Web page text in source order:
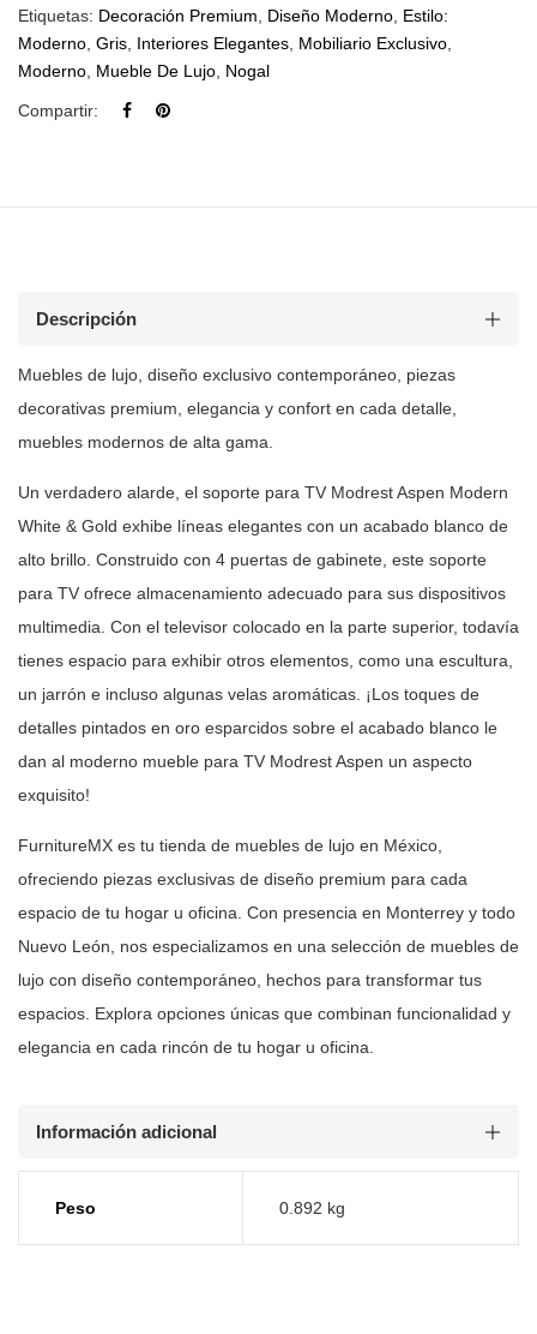
Etiquetas: Decoración Premium Diseño Moderno Estilo:
Moderno Gris Interiores Elegantes Mobiliario Exclusivo
Moderno Mueble De Lujo Nogal
Compartir:
Descripción
Muebles de lujo, diseño exclusivo contemporáneo, piezas
decorativas premium, elegancia y confort en cada detalle,
muebles modernos de alta gama.
Un verdadero alarde, el soporte para TV Modrest Aspen Modern
White & Gold exhibe líneas elegantes con un acabado blanco de
alto brillo. Construido con 4 puertas de gabinete, este soporte
para TV ofrece almacenamiento adecuado para sus dispositivos
multimedia. Con el televisor colocado en la parte superior, todavía
tienes espacio para exhibir otros elementos, como una escultura,
un jarrón e incluso algunas velas aromáticas. ¡Los toques de
detalles pintados en oro esparcidos sobre el acabado blanco le
dan al moderno mueble para TV Modrest Aspen un aspecto
exquisito!
FurnitureMX es tu tienda de muebles de lujo en México,
ofreciendo piezas exclusivas de diseño premium para cada
espacio de tu hogar u oficina. Con presencia en Monterrey y todo
Nuevo León, nos especializamos en una selección de muebles de
lujo con diseño contemporáneo, hechos para transformar tus
espacios. Explora opciones únicas que combinan funcionalidad y
elegancia en cada rincón de tu hogar u oficina.
Información adicional
Peso 0.892 kg